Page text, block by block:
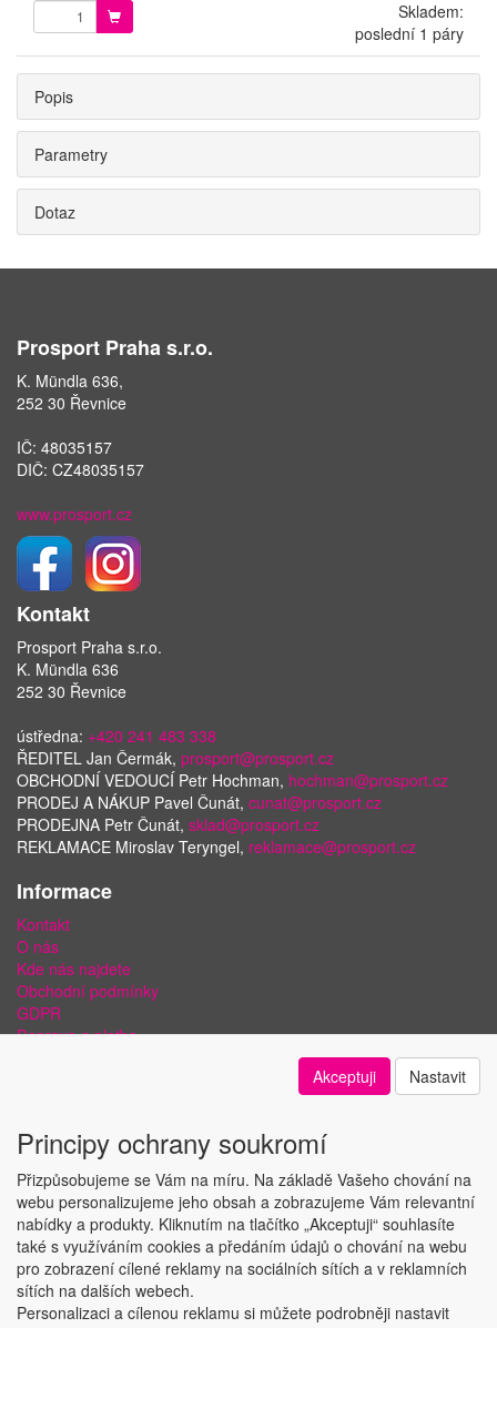
Skladem:
poslední 1 páry
Popis
Parametry
Dotaz
Prosport Praha s.r.o.
K. Mündla 636,
252 30 Řevnice
IČ: 48035157
DIČ: CZ48035157
www.prosport.cz
Kontakt
Prosport Praha s.r.o.
K. Mündla 636
252 30 Řevnice
ústředna: +420 241 483 338
ŘEDITEL Jan Čermák, prosport@prosport.cz
OBCHODNÍ VEDOUCÍ Petr Hochman, hochman@prosport.cz
PRODEJ A NÁKUP Pavel Čunát, cunat@prosport.cz
PRODEJNA Petr Čunát, sklad@prosport.cz
REKLAMACE Miroslav Teryngel, reklamace@prosport.cz
Informace
Kontakt
O nás
Kde nás najdete
Obchodní podmínky
GDPR
Doprava a platba
Copyright © ABRA Software a.s. 2018
Akceptuji Nastavit
Principy ochrany soukromí
Přizpůsobujeme se Vám na míru. Na základě Vašeho chování na
webu personalizujeme jeho obsah a zobrazujeme Vám relevantní
nabídky a produkty. Kliknutím na tlačítko „Akceptuji“ souhlasíte
také s využíváním cookies a předáním údajů o chování na webu
pro zobrazení cílené reklamy na sociálních sítích a v reklamních
sítích na dalších webech.
Personalizaci a cílenou reklamu si můžete podrobněji nastavit